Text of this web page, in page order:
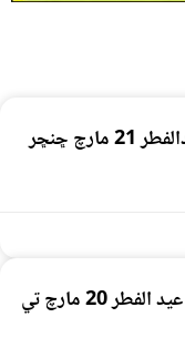
پاڪستان ۾ شوال جو چنڊ نظر نه آيو، عيدالفطر 21 مارچ ڇنڇر
سعودي عرب ۾ شوال جو چنڊ نظر نه آيو، عيد الفطر 20 مارچ تي